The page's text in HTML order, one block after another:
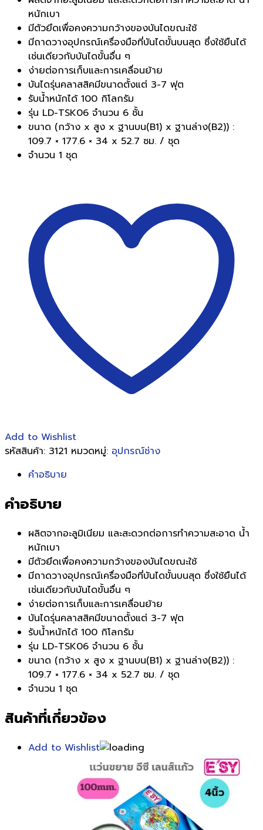
หนักเบา
มีตัวยึดเพื่อคงความกว้างของบันไดขณะใช้
มีถาดวางอุปกรณ์เครื่องมือที่บันไดขั้นบนสุด ซึ่งใช้ยืนได้
เช่นเดียวกับบันไดขั้นอื่น ๆ
ง่ายต่อการเก็บและการเคลื่อนย้าย
บันไดรุ่นคลาสสิคมีขนาดตั้งแต่ 3-7 ฟุต
รับน้ำหนักได้ 100 กิโลกรัม
รุ่น LD-TSK06 จำนวน 6 ชั้น
ขนาด (กว้าง x สูง x ฐานบน(B1) x ฐานล่าง(B2)) :
109.7 × 177.6 × 34 x 52.7 ซม. / ชุด
จำนวน 1 ชุด
Add to Wishlist
รหัสสินค้า: 3121 หมวดหมู่: อุปกรณ์ช่าง
คำอธิบาย
คำอธิบาย
ผลิตจากอะลูมิเนียม และสะดวกต่อการทำความสะอาด น้ำ
หนักเบา
มีตัวยึดเพื่อคงความกว้างของบันไดขณะใช้
มีถาดวางอุปกรณ์เครื่องมือที่บันไดขั้นบนสุด ซึ่งใช้ยืนได้
เช่นเดียวกับบันไดขั้นอื่น ๆ
ง่ายต่อการเก็บและการเคลื่อนย้าย
บันไดรุ่นคลาสสิคมีขนาดตั้งแต่ 3-7 ฟุต
รับน้ำหนักได้ 100 กิโลกรัม
รุ่น LD-TSK06 จำนวน 6 ชั้น
ขนาด (กว้าง x สูง x ฐานบน(B1) x ฐานล่าง(B2)) :
109.7 × 177.6 × 34 x 52.7 ซม. / ชุด
จำนวน 1 ชุด
สินค้าที่เกี่ยวข้อง
Add to Wishlist